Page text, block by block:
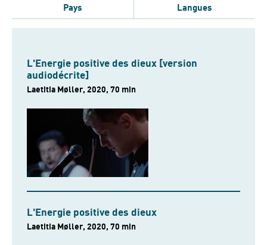
Pays Langues
L'Energie positive des dieux [version
audiodécrite]
Laetitia Møller, 2020, 70 min
L'Energie positive des dieux
Laetitia Møller, 2020, 70 min